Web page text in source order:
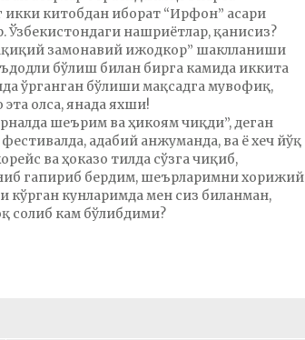
китобдан иборат “Ирфон” асари
нашриётлар, қанисиз?
замонавий ижодкор” шаклланиши
бўлиш билан бирга камида иккита
ўрганган бўлиши мақсадга мувофиқ,
олса, янада яхши!
шеърим ва ҳикоям чиқди”, деган
адабий анжуманда, ва ё хеч йўқ
ва ҳоказо тилда сўзга чиқиб,
гапириб бердим, шеърларимни хорижий
кўрган кунларимда мен сиз биланман,
солиб кам бўлибдими?